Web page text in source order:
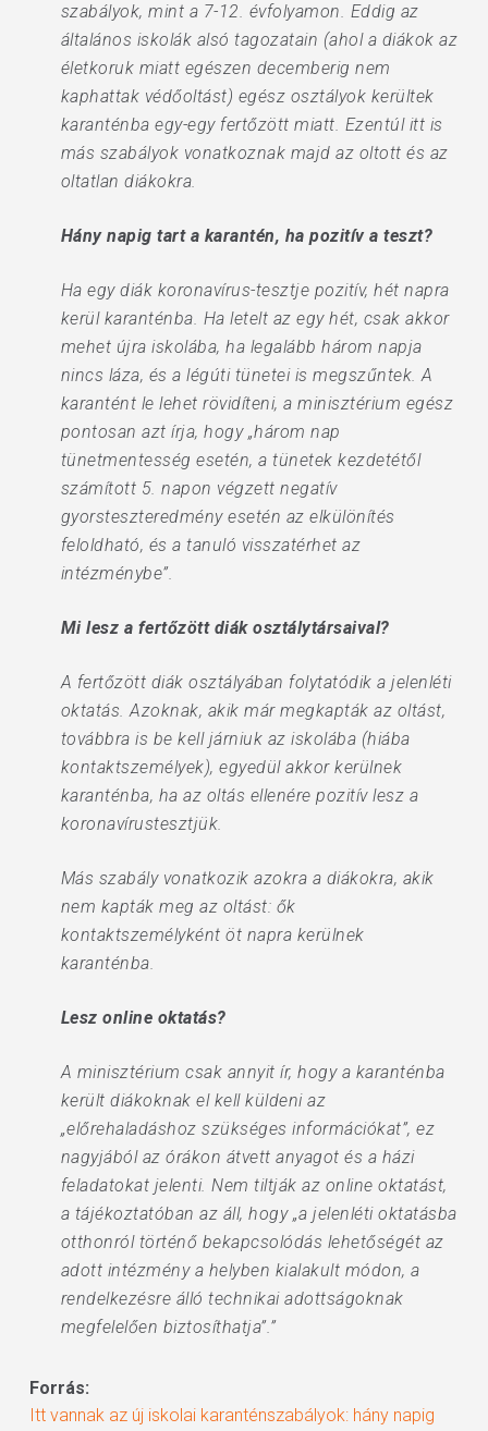
szabályok, mint a 7-12. évfolyamon. Eddig az
általános iskolák alsó tagozatain (ahol a diákok az
életkoruk miatt egészen decemberig nem
kaphattak védőoltást) egész osztályok kerültek
karanténba egy-egy fertőzött miatt. Ezentúl itt is
más szabályok vonatkoznak majd az oltott és az
oltatlan diákokra.
Hány napig tart a karantén, ha pozitív a teszt?
Ha egy diák koronavírus-tesztje pozitív, hét napra
kerül karanténba. Ha letelt az egy hét, csak akkor
mehet újra iskolába, ha legalább három napja
nincs láza, és a légúti tünetei is megszűntek. A
karantént le lehet rövidíteni, a minisztérium egész
pontosan azt írja, hogy „három nap
tünetmentesség esetén, a tünetek kezdetétől
számított 5. napon végzett negatív
gyorsteszteredmény esetén az elkülönítés
feloldható, és a tanuló visszatérhet az
intézménybe”.
Mi lesz a fertőzött diák osztálytársaival?
A fertőzött diák osztályában folytatódik a jelenléti
oktatás. Azoknak, akik már megkapták az oltást,
továbbra is be kell járniuk az iskolába (hiába
kontaktszemélyek), egyedül akkor kerülnek
karanténba, ha az oltás ellenére pozitív lesz a
koronavírustesztjük.
Más szabály vonatkozik azokra a diákokra, akik
nem kapták meg az oltást: ők
kontaktszemélyként öt napra kerülnek
karanténba.
Lesz online oktatás?
A minisztérium csak annyit ír, hogy a karanténba
került diákoknak el kell küldeni az
„előrehaladáshoz szükséges információkat”, ez
nagyjából az órákon átvett anyagot és a házi
feladatokat jelenti. Nem tiltják az online oktatást,
a tájékoztatóban az áll, hogy „a jelenléti oktatásba
otthonról történő bekapcsolódás lehetőségét az
adott intézmény a helyben kialakult módon, a
rendelkezésre álló technikai adottságoknak
megfelelően biztosíthatja”.”
Forrás:
Itt vannak az új iskolai karanténszabályok: hány napig